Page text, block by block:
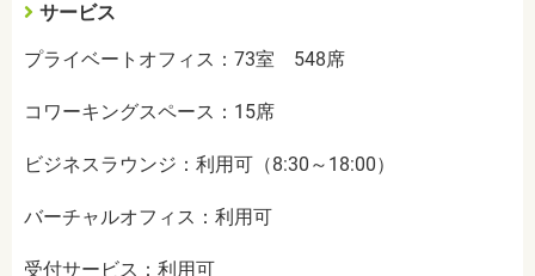
サービス
プライベートオフィス：73室 548席
コワーキングスペース：15席
ビジネスラウンジ：利用可（8:30～18:00）
バーチャルオフィス：利用可
受付サービス：利用可